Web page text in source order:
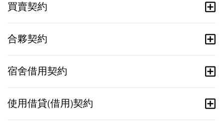
買賣契約
合夥契約
宿舍借用契約
使用借貸(借用)契約